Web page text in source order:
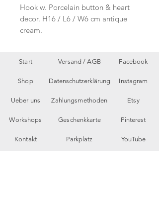
Hook w. Porcelain button & heart
decor. H16 / L6 / W6 cm antique
cream.
Start
Shop
Ueber uns
Workshops
Kontakt
Versand /AGB
Datenschutzerklärung
Zahlungsmethoden
Geschenkkarte
Parkplatz
Facebook
Instagram
Etsy
Pinterest
YouTube